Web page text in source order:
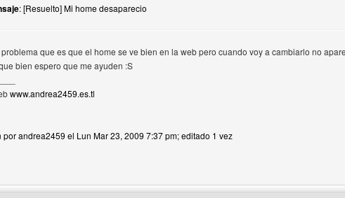
: [Resuelto] Mi home desaparecio
que es que el home se ve bien en la web pero cuando voy a cambiarlo no
bien espero que me ayuden :S
www.andrea2459.es.tl
por andrea2459 el Lun Mar 23, 2009 7:37 pm; editado 1 vez
web del autor: andrea2459